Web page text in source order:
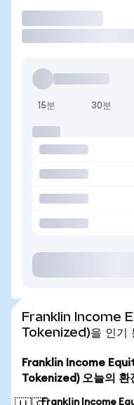
15분 30분
Franklin Income
Tokenized)을 인기
Franklin Income
Tokenized) 오늘의 환
Franklin Income